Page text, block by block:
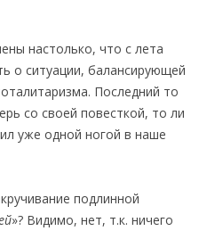
настолько, что c лета
о ситуации, балансирующей
Последний то
со своей повесткой, то ли
уже одной ногой в наше
подлинной
»? Видимо, нет, т.к. ничего